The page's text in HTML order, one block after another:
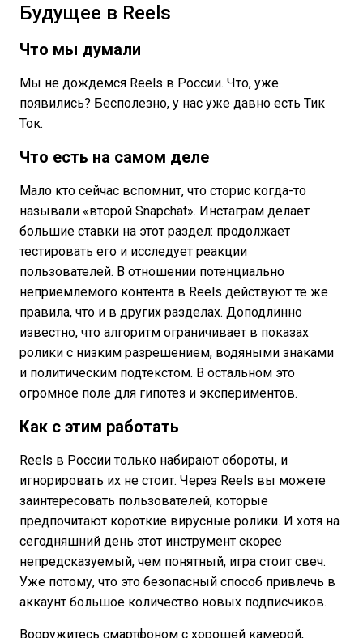
Будущее в Reels
Что мы думали
Мы не дождемся Reels в России. Что, уже
появились? Бесполезно, у нас уже давно есть Тик
Ток.
Что есть на самом деле
Мало кто сейчас вспомнит, что сторис когда-то
называли «второй Snapchat». Инстаграм делает
большие ставки на этот раздел: продолжает
тестировать его и исследует реакции
пользователей. В отношении потенциально
неприемлемого контента в Reels действуют те же
правила, что и в других разделах. Доподлинно
известно, что алгоритм ограничивает в показах
ролики с низким разрешением, водяными знаками
и политическим подтекстом. В остальном это
огромное поле для гипотез и экспериментов.
Как с этим работать
Reels в России только набирают обороты, и
игнорировать их не стоит. Через Reels вы можете
заинтересовать пользователей, которые
предпочитают короткие вирусные ролики. И хотя на
сегодняшний день этот инструмент скорее
непредсказуемый, чем понятный, игра стоит свеч.
Уже потому, что это безопасный способ привлечь в
аккаунт большое количество новых подписчиков.
Вооружитесь смартфоном с хорошей камерой,